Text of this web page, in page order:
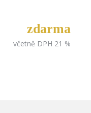
zdarma
včetně DPH 21 %